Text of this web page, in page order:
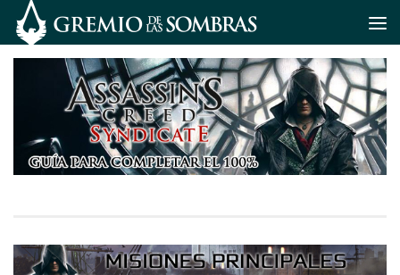
Saltar al contenido